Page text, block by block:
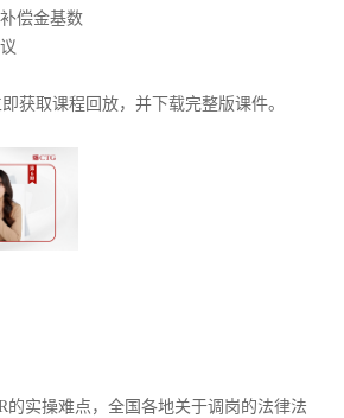
偿金基数
获取课程回放，并下载完整版课件。
的实操难点，全国各地关于调岗的法律法